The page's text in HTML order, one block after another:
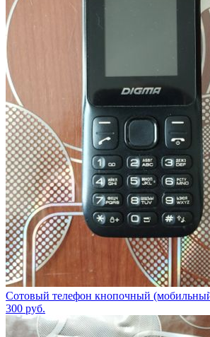
Сотовый телефон кнопочный
300 руб.